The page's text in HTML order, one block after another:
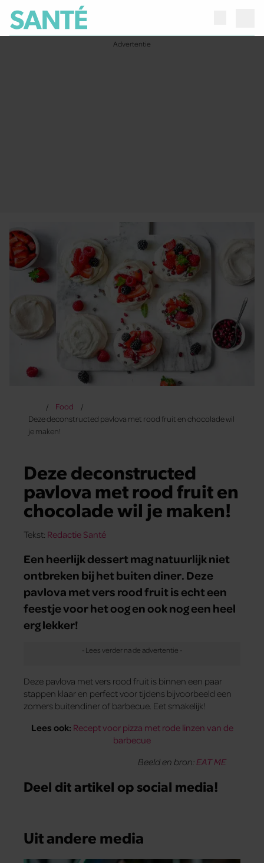
Food
Deze deconstructed pavlova met rood fruit en chocolade wil
je maken!
Deze deconstructed
pavlova met rood fruit en
chocolade wil je maken!
Tekst: Redactie Santé
Een heerlijk dessert mag natuurlijk niet
ontbreken bij het buiten diner. Deze
pavlova met vers rood fruit is echt een
feestje voor het oog en ook nog een heel
erg lekker!
Deze pavlova met vers rood fruit is binnen een paar
stappen klaar en perfect voor tijdens bijvoorbeeld een
zomers buitendiner of barbecue. Eet smakelijk!
Lees ook: Recept voor pizza met rode linzen van de
barbecue
Beeld en bron:EAT ME
Deel dit artikel op social media!
Uit andere media